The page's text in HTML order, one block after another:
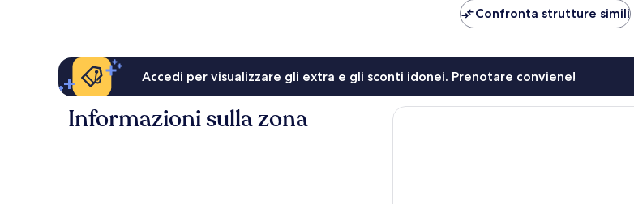
33 €Confronta strutture simili
Accedi per visualizzare gli extra e gli sconti idonei. Prenotare conviene!
Informazioni sulla zona